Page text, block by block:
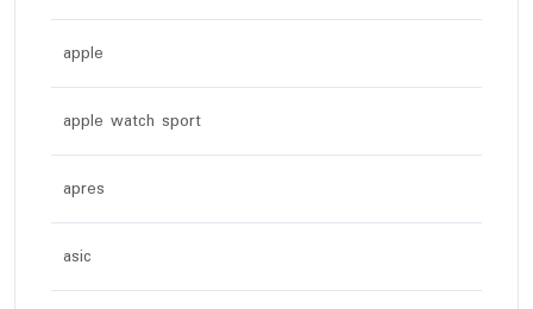
apple
apple watch sport
apres
asic